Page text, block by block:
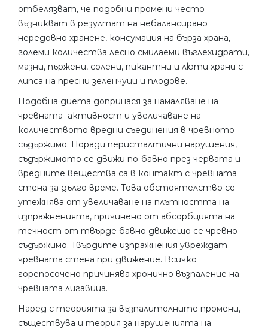
отбелязват, че подобни промени често
възникват в резултат на небалансирано
нередовно хранене, консумация на бърза храна,
големи количества лесно смилаеми въглехидрати,
мазни, пържени, солени, пикантни и люти храни с
липса на пресни зеленчуци и плодове.
Подобна диета допринася за намаляване на
чревната активност и увеличаване на
количеството вредни съединения в чревното
съдържимо. Поради перисталтични нарушения,
съдържимото се движи по-бавно през червата и
вредните вещества са в контакт с чревната
стена за дълго време. Това обстоятелство се
утежнява от увеличаване на плътността на
изпражненията, причинено от абсорбцията на
течност от твърде бавно движещо се чревно
съдържимо. Твърдите изпражнения увреждат
чревната стена при движение. Всичко
горепосочено причинява хронично възпаление на
чревната лигавица.
Наред с теорията за възпалителните промени,
съществува и теория за нарушенията на